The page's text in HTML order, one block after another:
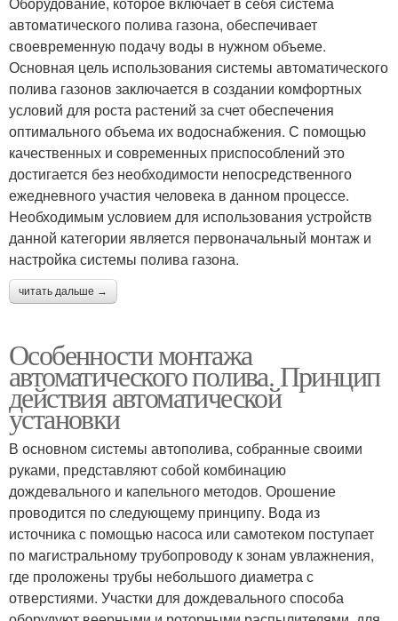
автоматического полива газона, обеспечивает
своевременную подачу воды в нужном объеме.
Основная цель использования системы автоматического
полива газонов заключается в создании комфортных
условий для роста растений за счет обеспечения
оптимального объема их водоснабжения. С помощью
качественных и современных приспособлений это
достигается без необходимости непосредственного
ежедневного участия человека в данном процессе.
Необходимым условием для использования устройств
данной категории является первоначальный монтаж и
настройка системы полива газона.
читать дальше →
Особенности монтажа
автоматического полива. Принцип
действия автоматической
установки
В основном системы автополива, собранные своими
руками, представляют собой комбинацию
дождевального и капельного методов. Орошение
проводится по следующему принципу. Вода из
источника с помощью насоса или самотеком поступает
по магистральному трубопроводу к зонам увлажнения,
где проложены трубы небольшого диаметра с
отверстиями. Участки для дождевального способа